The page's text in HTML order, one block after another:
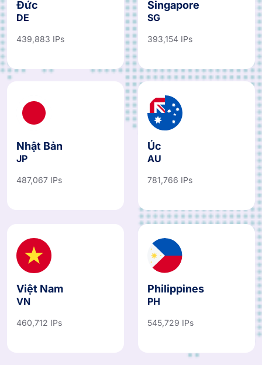
DE
439,883 IPs
SG
393,154 IPs
Nhật Bản
JP
487,067 IPs
Úc
AU
781,766 IPs
Việt Nam
VN
460,712 IPs
Philippines
PH
545,729 IPs